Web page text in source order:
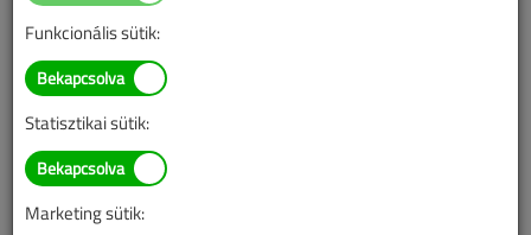
Szabó Zsolt
1492 |
Funkcionális sütik:
Statisztikai sütik:
Marketing sütik: